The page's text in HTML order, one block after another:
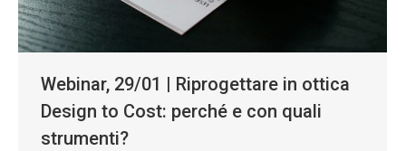
Webinar, 29/01 | Riprogettare in ottica
Design to Cost: perché e con quali
strumenti?